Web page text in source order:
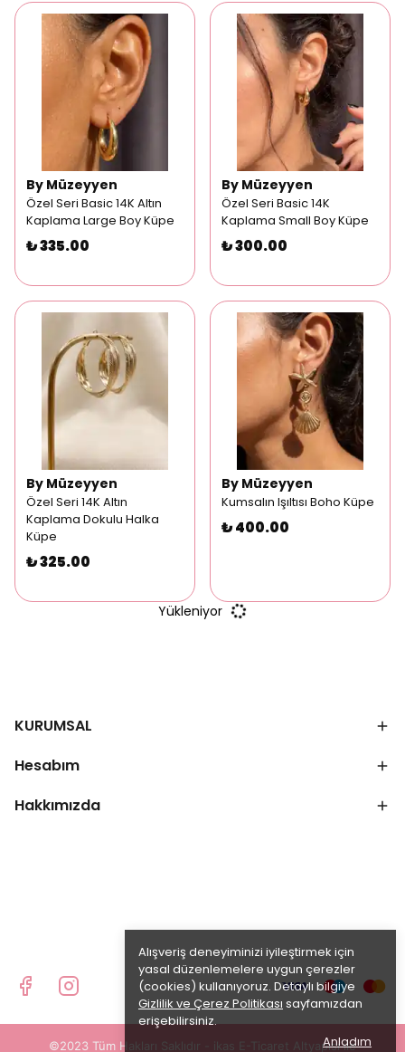
Alışveriş deneyiminizi iyileştirmek için
yasal düzenlemelere uygun çerezler
(cookies) kullanıyoruz. Detaylı bilgiye
Gizlilik ve Çerez Politikası sayfamızdan
erişebilirsiniz.
Anladım
By Müzeyyen
Özel Seri Basic 14K Altın
Kaplama Large Boy Küpe
₺ 335.00
By Müzeyyen
Özel Seri Basic 14K
Kaplama Small Boy Küpe
₺ 300.00
By Müzeyyen
Özel Seri 14K Altın
Kaplama Dokulu Halka
Küpe
₺ 325.00
By Müzeyyen
Kumsalın Işıltısı Boho Küpe
₺ 400.00
Yükleniyor
KURUMSAL
Hesabım
Hakkımızda
©2023 Tüm Hakları Saklıdır - ikas E-Ticaret Altyapısı ile